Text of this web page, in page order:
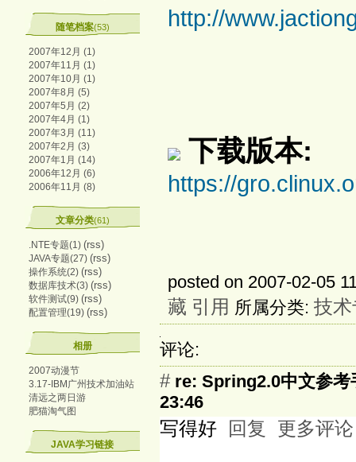
随笔档案(53)
2007年12月 (1)
2007年11月 (1)
2007年10月 (1)
2007年8月 (5)
2007年5月 (2)
2007年4月 (1)
2007年3月 (11)
2007年2月 (3)
2007年1月 (14)
2006年12月 (6)
2006年11月 (8)
文章分类(61)
.NTE专题(1) (rss)
JAVA专题(27) (rss)
操作系统(2) (rss)
数据库技术(3) (rss)
软件测试(9) (rss)
配置管理(19) (rss)
相册
2007动漫节
3.17-IBM广州技术加油站
清远之两日游
肥猫淘气图
JAVA学习链接
http://
下载版本:
https://
posted on 2007-02-05
藏 引用 所属分类: 技
评论:
# re: Spring2.0中文参
23:46
写得好 回复 更多评论